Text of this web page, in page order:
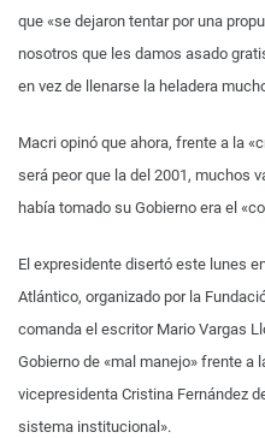
que «se dejaron tentar por una
nosotros que les damos asado
en vez de llenarse la heladera
Macri opinó que ahora, frente a la
será peor que la del 2001, muchos
había tomado su Gobierno era el
El expresidente disertó este lunes
Atlántico, organizado por la
comanda el escritor Mario Vargas
Gobierno de «mal manejo» frente a
vicepresidenta Cristina Fernández
sistema institucional».